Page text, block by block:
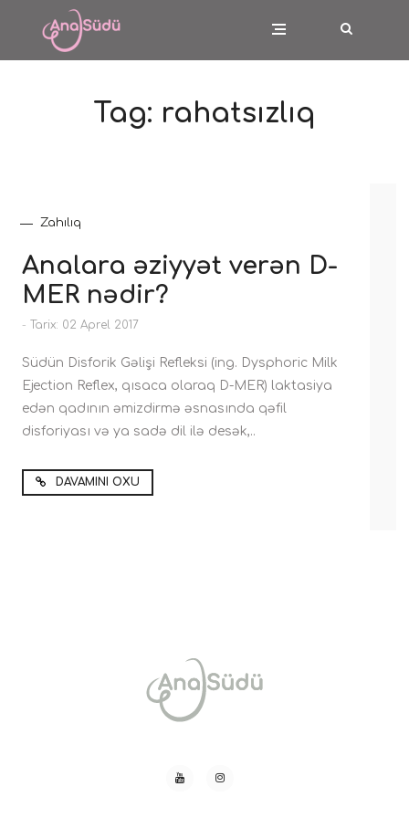
Tag: rahatsızlıq
Zahılıq
Analara əziyyət verən D-
MER nədir?
- Tarix: 02 Aprel 2017
Südün Disforik Gəlişi Refleksi (ing. Dysphoric Milk
Ejection Reflex, qısaca olaraq D-MER) laktasiya
edən qadının əmizdirmə əsnasında qəfil
disforiyası və ya sadə dil ilə desək,..
DAVAMINI OXU